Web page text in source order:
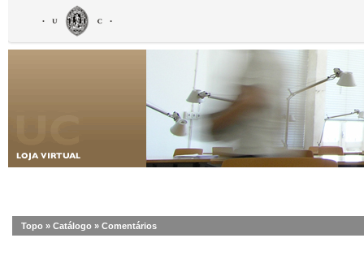
Topo » Catálogo » Comentários